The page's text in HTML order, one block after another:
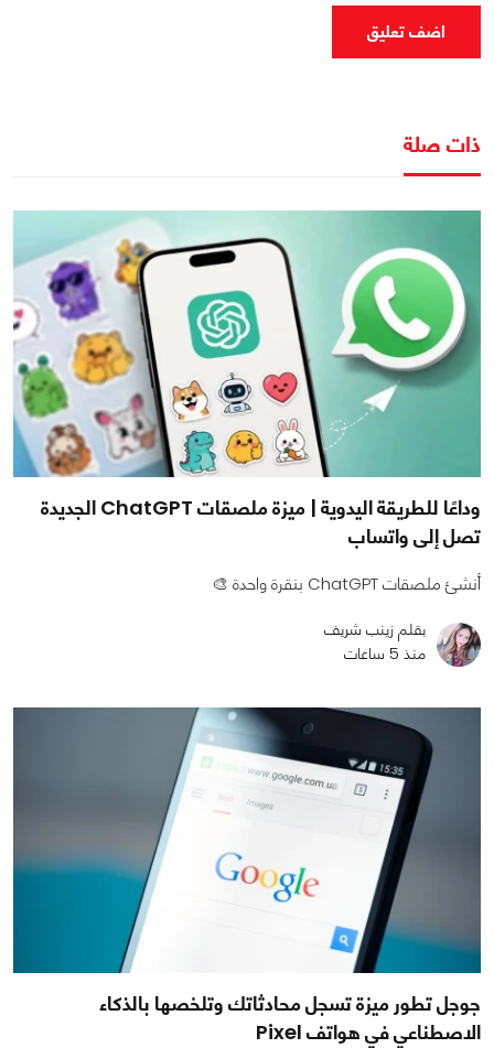
اضف تعليق
ذات صلة
وداعًا للطريقة اليدوية | ميزة ملصقات ChatGPT الجديدة
تصل إلى واتساب
أنشئ ملصقات ChatGPT بنقرة واحدة 🎨
بقلم زينب شريف
منذ 5 ساعات
جوجل تطور ميزة تسجل محادثاتك وتلخصها بالذكاء
الاصطناعي في هواتف Pixel